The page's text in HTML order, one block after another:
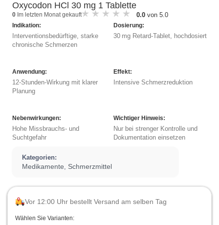
Oxycodon HCl 30 mg 1 Tablette
0 Im letzten Monat gekauft 0.0 von 5.0
Indikation:
Interventionsbedürftige, starke
chronische Schmerzen
Dosierung:
30 mg Retard-Tablet, hochdosiert
Anwendung:
12-Stunden-Wirkung mit klarer
Planung
Effekt:
Intensive Schmerzreduktion
Nebenwirkungen:
Hohe Missbrauchs- und
Suchtgefahr
Wichtiger Hinweis:
Nur bei strenger Kontrolle und
Dokumentation einsetzen
Kategorien:
Medikamente, Schmerzmittel
Vor 12:00 Uhr bestellt Versand am selben Tag
Wählen Sie Varianten: